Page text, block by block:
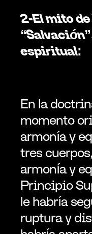
2-El mito de
espiritual:
En la
momento
armonía y
tres
armonía y
Principio
le habría
ruptura y